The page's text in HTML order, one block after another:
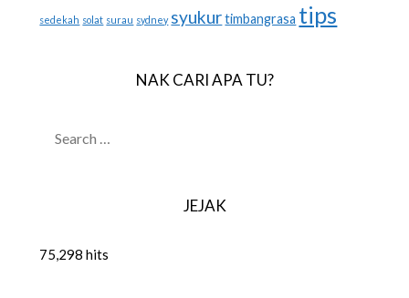
sedekah solat surau sydney syukur timbangrasa tips
NAK CARI APA TU?
JEJAK
75,298 hits